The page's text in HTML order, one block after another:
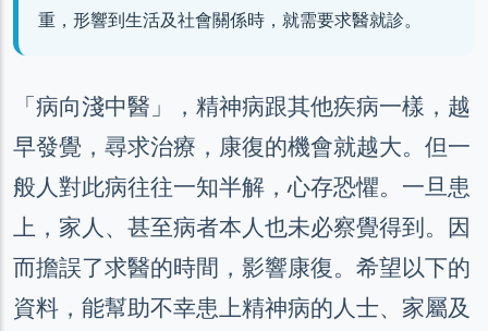
重，形響到生活及社會關係時，就需要求醫就診。
「病向淺中醫」，精神病跟其他疾病一樣，越
早發覺，尋求治療，康復的機會就越大。但一
般人對此病往往一知半解，心存恐懼。一旦患
上，家人、甚至病者本人也未必察覺得到。因
而擔誤了求醫的時間，影響康復。希望以下的
資料，能幫助不幸患上精神病的人士、家屬及